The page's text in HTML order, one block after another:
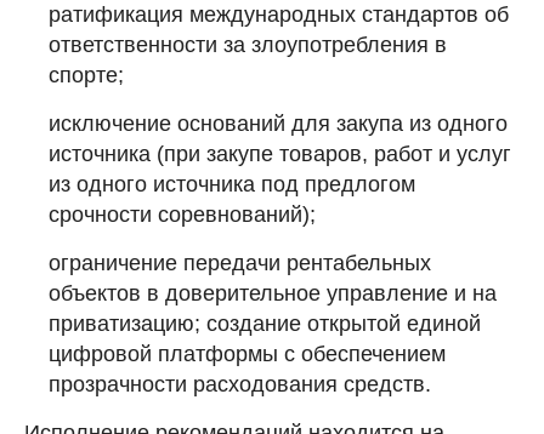
ратификация международных стандартов об
ответственности за злоупотребления в
спорте;
исключение оснований для закупа из одного
источника (при закупе товаров, работ и услуг
из одного источника под предлогом
срочности соревнований);
ограничение передачи рентабельных
объектов в доверительное управление и на
приватизацию; создание открытой единой
цифровой платформы с обеспечением
прозрачности расходования средств.